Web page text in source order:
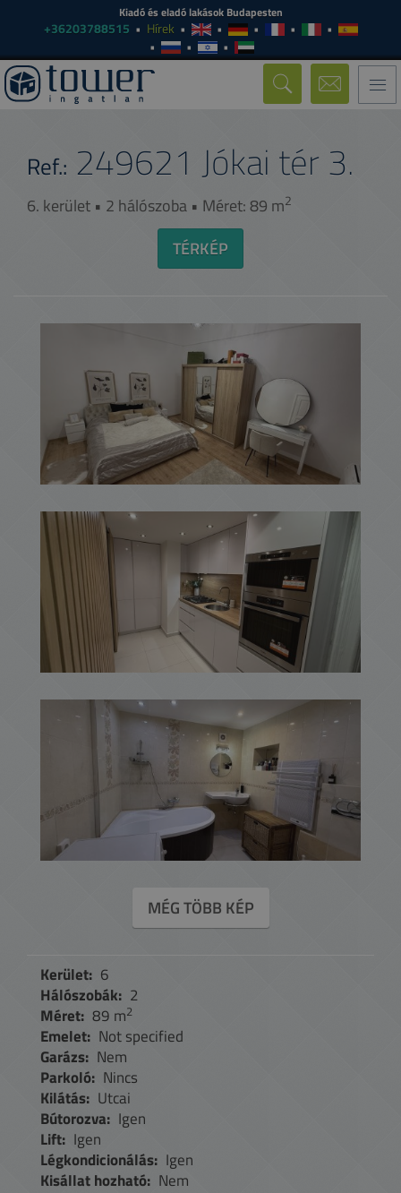
Kiadó és eladó lakások Budapesten
+36203788515 Hírek
Jókai tér 3.
Ref.: 249621
6. kerület • 2 hálószoba • Méret: 89 m2
TÉRKÉP
MÉG TÖBB KÉP
Kerület: 6
Hálószobák: 2
Méret: 89 m2
Emelet: Not specified
Garázs: Nem
Parkoló: Nincs
Kilátás: Utcai
Bútorozva: Igen
Lift: Igen
Légkondicionálás: Igen
Kisállat hozható: Nem